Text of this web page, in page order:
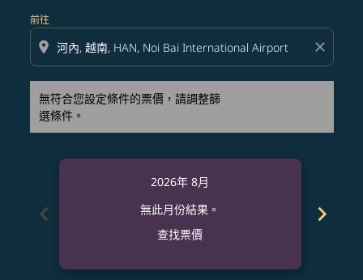
前往
location_on close
無符合您設定條件的票價，請調整篩
選條件。
chevron_left
2026年 8月
無此月份結果。
查找票價
chevron_right